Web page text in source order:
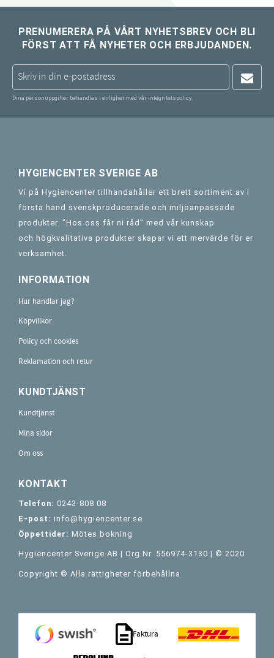
PRENUMERERA PÅ VÅRT NYHETSBREV OCH BLI
FÖRST ATT FÅ NYHETER OCH ERBJUDANDEN.
Dina personuppgifter behandlas i enlighet med vår integritetspolicy.
HYGIENCENTER SVERIGE AB
Vi på Hygiencenter tillhandahåller ett brett sortiment av i
första hand svenskproducerade och miljöanpassade
produkter. "Hos oss får ni råd" med vår kunskap
och högkvalitativa produkter skapar vi ett mervärde för er
verksamhet.
INFORMATION
Hur handlar jag?
Köpvillkor
Policy och cookies
Reklamation och retur
KUNDTJÄNST
Kundtjänst
Mina sidor
Om oss
KONTAKT
Telefon: 0243-808 08
E-post: info@hygiencenter.se
Öppettider: Mötes bokning
Hygiencenter Sverige AB | Org.Nr. 556974-3130 | © 2020
Copyright © Alla rättigheter förbehållna
Faktura